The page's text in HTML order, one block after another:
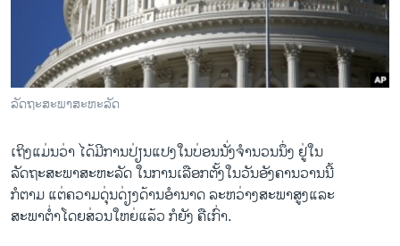
ວິທະຍາສາດ-ເທັກໂນໂລຈີ
ທຸລະກິດ
ພາສາອັງກິດ
ສຽງ
ລາຍການກະຈາຍສຽງ
ລາຍງານ
ຕິດຕາມພວກເຮົາ ທີ່
ລັດຖະສະພາສະຫະລັດ
ເຖິງແມ່ນວ່າ ໄດ້ມີການປ່ຽນແປງໃນບ່ອນນັ່ງຈໍານວນນຶ່ງ ຢູ່ໃນ
ລັດຖະສະພາສະຫະລັດ ໃນການເລືອກຕັ້ງໃນວັນອັງຄານວານນີ້
ກໍຕາມ ແຕ່ຄວາມດຸ່ນດ່ຽງດ້ານອໍານາດ ລະຫວ່າງສະພາສູງແລະ
ສະພາຕໍ່າໂດຍສ່ວນໃຫຍ່ແລ້ວ ກໍຍັງ ຄືເກົ່າ.